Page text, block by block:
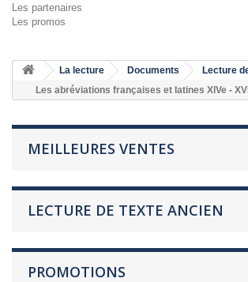
Les partenaires
Les promos
La lecture Documents
Lecture
Les abréviations françaises et latines XIVe -
MEILLEURES VENTES
LECTURE DE TEXTE ANCIEN
PROMOTIONS